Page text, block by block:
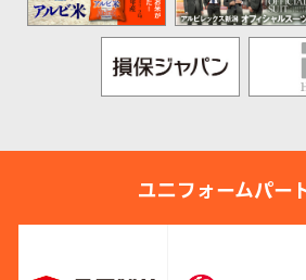
ユニフォームパー